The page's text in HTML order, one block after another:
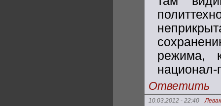
режима,
национал-
Ответить
10.03.2012 - 22:40 Левак